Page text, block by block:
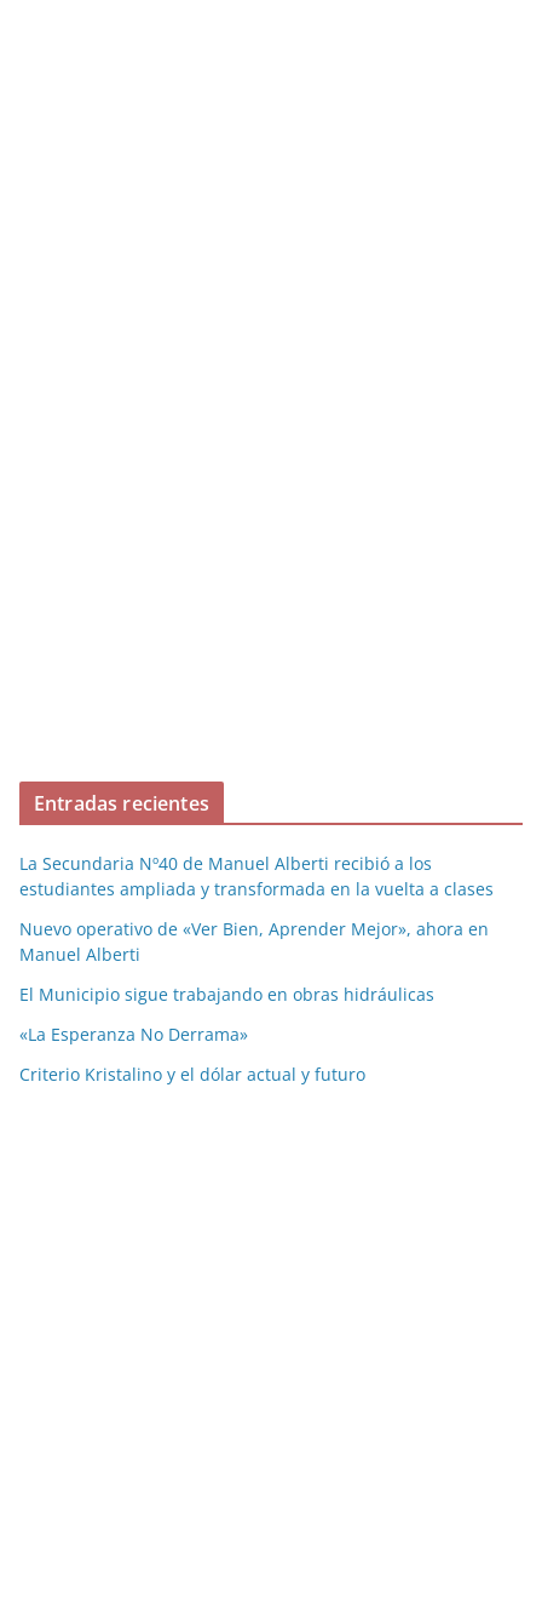
Entradas recientes
La Secundaria Nº40 de Manuel Alberti recibió a los
estudiantes ampliada y transformada en la vuelta a clases
Nuevo operativo de «Ver Bien, Aprender Mejor», ahora en
Manuel Alberti
El Municipio sigue trabajando en obras hidráulicas
«La Esperanza No Derrama»
Criterio Kristalino y el dólar actual y futuro